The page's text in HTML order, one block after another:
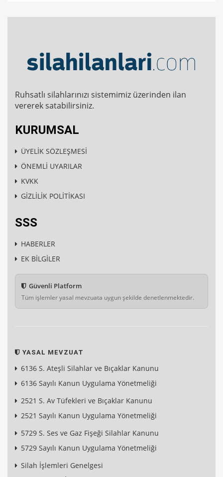
Ruhsatlı silahlarınızı sistemimiz üzerinden ilan
vererek satabilirsiniz.
KURUMSAL
ÜYELİK SÖZLEŞMESİ
ÖNEMLİ UYARILAR
KVKK
GİZLİLİK POLİTİKASI
SSS
HABERLER
EK BİLGİLER
Güvenli Platform
Tüm işlemler yasal mevzuata uygun şekilde denetlenmektedir.
YASAL MEVZUAT
6136 S. Ateşli Silahlar ve Bıçaklar Kanunu
6136 Sayılı Kanun Uygulama Yönetmeliği
2521 S. Av Tüfekleri ve Bıçaklar Kanunu
2521 Sayılı Kanun Uygulama Yönetmeliği
5729 S. Ses ve Gaz Fişeği Silahlar Kanunu
5729 Sayılı Kanun Uygulama Yönetmeliği
Silah İşlemleri Genelgesi